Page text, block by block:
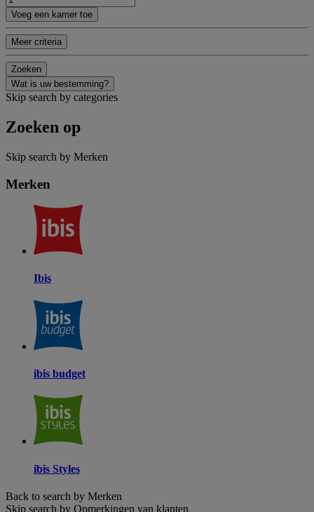
Voeg een kamer toe
Meer criteria
Zoeken
Wat is uw bestemming?
Skip search by categories
Zoeken op
Skip search by Merken
Merken
Ibis
ibis budget
ibis Styles
Back to search by Merken
Skip search by Opmerkingen van klanten